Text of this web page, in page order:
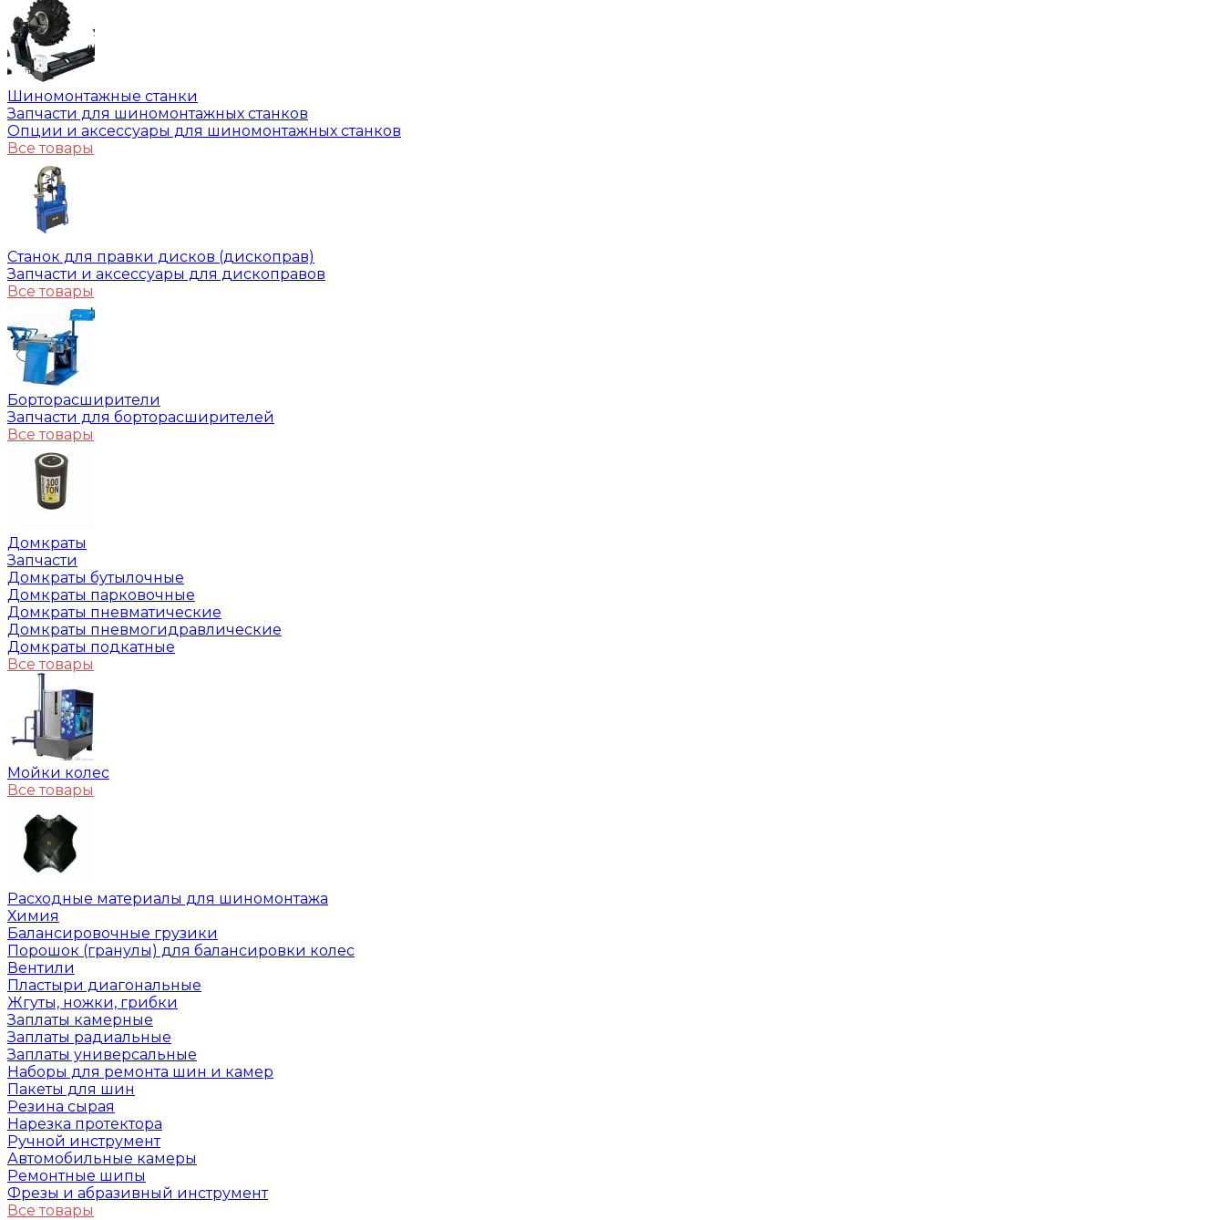
Шиномонтажные станки
Запчасти для шиномонтажных станков
Опции и аксессуары для шиномонтажных станков
Все товары
Станок для правки дисков (дископрав)
Запчасти и аксессуары для дископравов
Все товары
Борторасширители
Запчасти для борторасширителей
Все товары
Домкраты
Запчасти
Домкраты бутылочные
Домкраты парковочные
Домкраты пневматические
Домкраты пневмогидравлические
Домкраты подкатные
Все товары
Мойки колес
Все товары
Расходные материалы для шиномонтажа
Химия
Балансировочные грузики
Порошок (гранулы) для балансировки колес
Вентили
Пластыри диагональные
Жгуты, ножки, грибки
Заплаты камерные
Заплаты радиальные
Заплаты универсальные
Наборы для ремонта шин и камер
Пакеты для шин
Резина сырая
Нарезка протектора
Ручной инструмент
Автомобильные камеры
Ремонтные шипы
Фрезы и абразивный инструмент
Все товары